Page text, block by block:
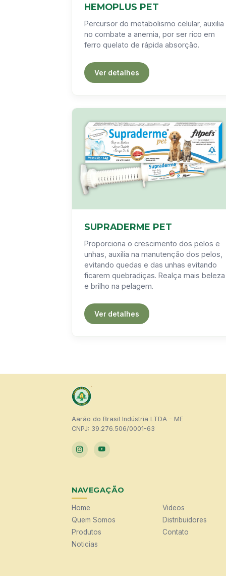
HEMOPLUS PET
Percursor do metabolismo celular, auxilia
no combate a anemia, por ser rico em
ferro quelato de rápida absorção.
Ver detalhes
SUPRADERME PET
Proporciona o crescimento dos pelos e
unhas, auxilia na manutenção dos pelos,
evitando quedas e das unhas evitando
ficarem quebradiças. Realça mais beleza
e brilho na pelagem.
Ver detalhes
Aarão do Brasil Indústria LTDA - ME
CNPJ: 39.276.506/0001-63
NAVEGAÇÃO
Home
Quem Somos
Produtos
Noticias
Videos
Distribuidores
Contato